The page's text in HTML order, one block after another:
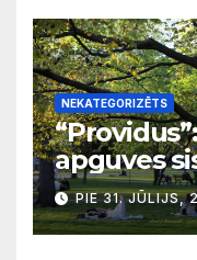
NEKATEGORIZĒTS
apguves
uz krīzēm
migrācijas
PIE 31. JŪLIJS,